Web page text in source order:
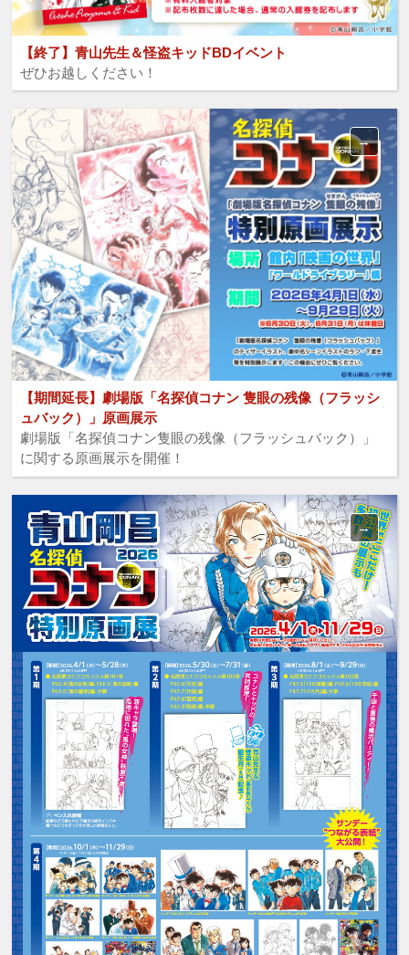
【終了】青山先生＆怪盗キッドBDイベント
ぜひお越しください！
【期間延長】劇場版「名探偵コナン 隻眼の残像（フラッシ
ュバック）」原画展示
劇場版「名探偵コナン隻眼の残像（フラッシュバック）」
に関する原画展示を開催！